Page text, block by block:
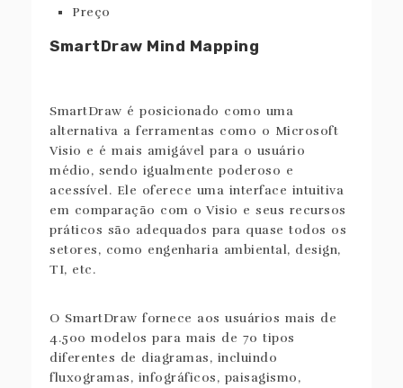
Preço
SmartDraw Mind Mapping
SmartDraw é posicionado como uma
alternativa a ferramentas como o Microsoft
Visio e é mais amigável para o usuário
médio, sendo igualmente poderoso e
acessível. Ele oferece uma interface intuitiva
em comparação com o Visio e seus recursos
práticos são adequados para quase todos os
setores, como engenharia ambiental, design,
TI, etc.
O SmartDraw fornece aos usuários mais de
4.500 modelos para mais de 70 tipos
diferentes de diagramas, incluindo
fluxogramas, infográficos, paisagismo,